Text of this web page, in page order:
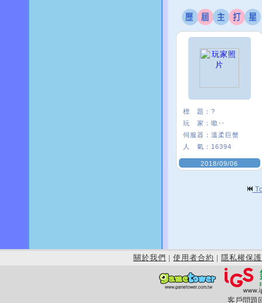
標 題： ?
玩 家： 噷‥
伺服器： 溫柔巨蟹
人 氣： 16394
2018/09/06
關於我們 | 使用者合約 | 隱私權保護
客戶問題